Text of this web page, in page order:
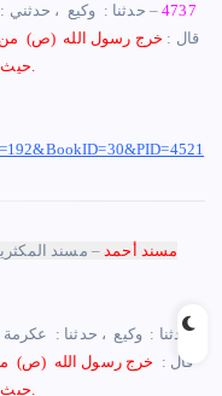
4737– حدثنا :
‏وكيع ‏ ‏،
‏قال : ‏ خرج رسول الله ‏ (ص) ‏ ‏من
حيث يطلع قرن الشيطان.
مسند أحمد– مسند
– حدثنا :
‏وكيع ‏ ، حدثنا :
‏قال : ‏ خرج رسول الله ‏ (ص)
حيث يطلع قرن الشيطان.